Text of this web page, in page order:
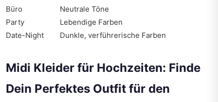
Büro
Neutrale Töne
Party
Lebendige Farben
Date-Night
Dunkle, verführerische Farben
Midi Kleider für Hochzeiten: Finde
Dein Perfektes Outfit für den